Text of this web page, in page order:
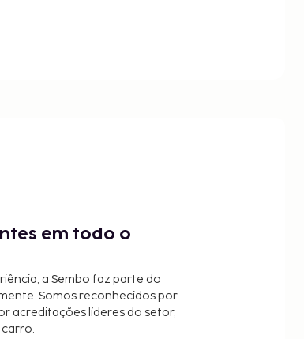
em todo o
a Sembo faz parte do
Somos reconhecidos por
acreditações líderes do setor,